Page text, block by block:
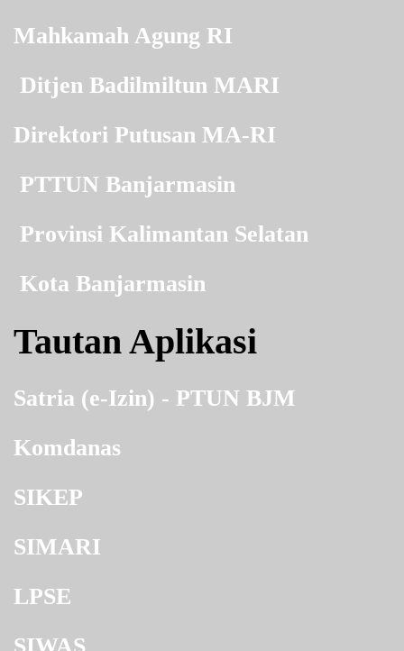
Mahkamah Agung RI
Ditjen Badilmiltun MARI
Direktori Putusan MA-RI
PTTUN Banjarmasin
Provinsi Kalimantan Selatan
Kota Banjarmasin
Tautan Aplikasi
Satria (e-Izin) - PTUN BJM
Komdanas
SIKEP
SIMARI
LPSE
SIWAS